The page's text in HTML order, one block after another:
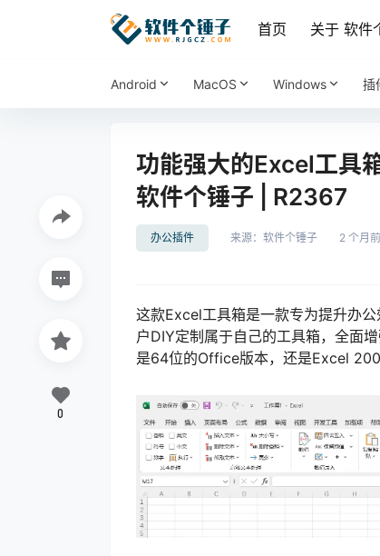
首页 关于 软件
Android MacOS Windows 插
功能强大的Excel工具
软件个锤子 | R2367
办公插件 来源： 软件个锤子 2 个月前
这款Excel工具箱是一款专为提升办
户DIY定制属于自己的工具箱，全面
是64位的Office版本，还是Excel
0